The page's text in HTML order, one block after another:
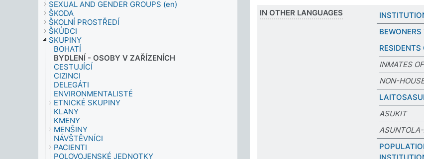
SEXUAL AND GENDER GROUPS (en)
ŠKODA
ŠKOLNÍ PROSTŘEDÍ
ŠKŮDCI
SKUPINY
BOHATÍ
BYDLENÍ - OSOBY V ZAŘÍZENÍCH
CESTUJÍCÍ
CIZINCI
DELEGÁTI
ENVIRONMENTALISTÉ
ETNICKÉ SKUPINY
KLANY
KMENY
MENŠINY
NÁVŠTĚVNÍCI
PACIENTI
POLOVOJENSKÉ JEDNOTKY
IN OTHER LANGUAGES
INMATES
NON-
ASUKIT